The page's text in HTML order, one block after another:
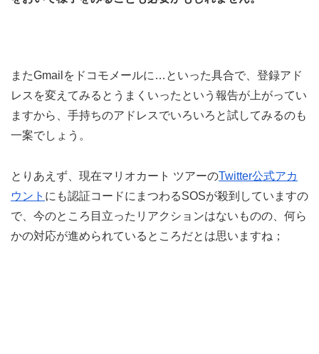
またGmailをドコモメールに…といった具合で、登録アド
レスを変えてみるとうまくいったという報告が上がってい
ますから、手持ちのアドレスでいろいろと試してみるのも
一案でしょう。
とりあえず、現在マリオカート ツアーのTwitter公式アカ
ウント にも認証コードにまつわるSOSが殺到していますの
で、今のところ目立ったリアクションはないものの、何ら
かの対応が進められているところだとは思いますね；